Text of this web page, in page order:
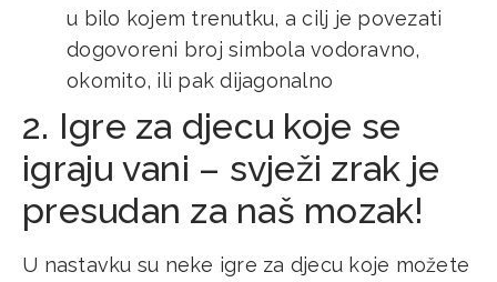
u bilo kojem trenutku, a cilj je povezati
dogovoreni broj simbola vodoravno,
okomito, ili pak dijagonalno
2. Igre za djecu koje se
igraju vani – svježi zrak je
presudan za naš mozak!
U nastavku su neke igre za djecu koje možete